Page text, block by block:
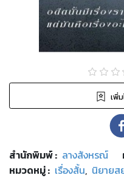
เพิ่
สำนักพิมพ์: ลางสังหรณ์
หมวดหมู่: เรื่องสั้น, นิยาย